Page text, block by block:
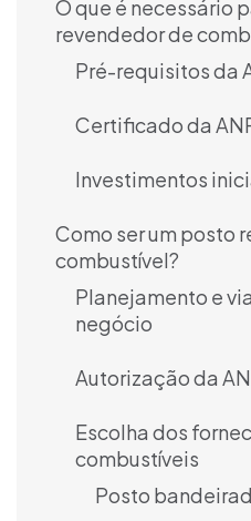
O que é necessário
revendedor de
Pré-requisitos da
Certificado da
Investimentos
Como ser um posto
combustível?
Planejamento e
negócio
Autorização da
Escolha dos
combustíveis
Posto